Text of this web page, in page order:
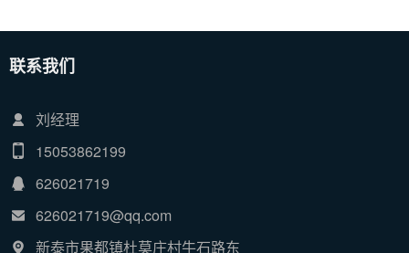
联系我们
刘经理
15053862199
626021719
626021719@qq.com
新泰市果都镇杜莫庄村牛石路东